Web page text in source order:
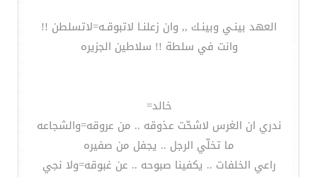
العهد بينـي وبينـك ,, وان زعلنـا لاتبوقـه=لاتسلطن !!
وانت في سلطة !! سلاطين الجزيره
خالد=
ندري ان الغرس لاشحّت عذوقه .. من عروقه=والشجاعه
ما تخلّي الرجل .. يجفل من صفيره
راعي الخلفات .. يكفينا صبوحه .. عن غبوقه=ولا نجي